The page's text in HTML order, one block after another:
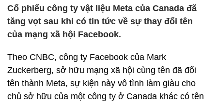
Cổ phiếu công ty vật liệu Meta của Canada đã
tăng vọt sau khi có tin tức về sự thay đổi tên
của mạng xã hội Facebook.
Theo CNBC, công ty Facebook của Mark
Zuckerberg, sở hữu mạng xã hội cùng tên đã đổi
tên thành Meta, sự kiện này vô tình làm giàu cho
chủ sở hữu của một công ty ở Canada khác có tên